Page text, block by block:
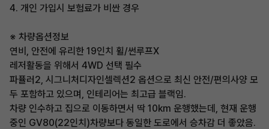
4. 개인 가입시 보험료가 비싼 경우
※ 차량옵션정보
연비, 안전에 유리한 19인치 휠/썬루프X
레저활동을 위해서 4WD 선택 필수
파퓰러2, 시그니처디자인셀렉션2 옵션으로 최신 안전/편의사양 모
두 포함하고 있으며, 인테리어는 최고급 블랙임.
차량 인수하고 집으로 이동하면서 딱 10km 운행했는데, 현재 운행
중인 GV80(22인치)차량보다 동일한 도로에서 승차감 더 좋았음.